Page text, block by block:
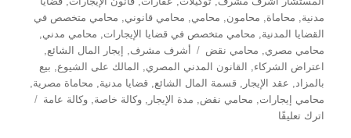
مدنية
محاماة محامون محامي محامي قانوني
محامي متخصص في
القضايا المدنية
محامي متخصص في قضايا الإيجارات محامي مدني
محامي مصري
محامي نقض الوسوم
أشرف مشرف إيجار المال الشائع
اعتراض الشركاء
القانون المدني المصري المالك على الشيوع
بيع
بالمزاد
عقد الإيجار ,قسمة المال الشائع ,قضايا مدنية محاماة مصرية
محامي إيجارات
محامي نقض مدة الإيجار ,وكالة خاصة ,وكالة عامة
اترك تعليقًا